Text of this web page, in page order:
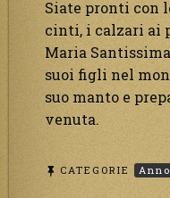
Siate pronti con
cinti, i calzari ai
Maria
suoi figli nel
suo manto e
venuta.
CATEGORIE